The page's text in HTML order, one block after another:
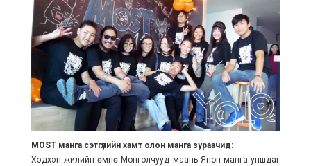
MOST манга сэтгүүлийн хамт олон манга зураачид:
Хэдхэн жилийн өмнө Монголчууд маань Япон манга уншдаг